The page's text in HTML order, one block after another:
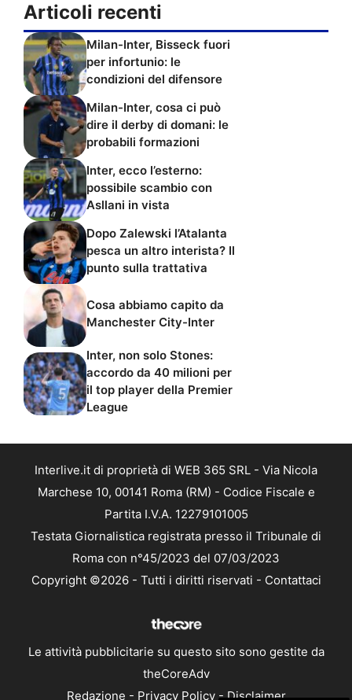
Articoli recenti
Milan-Inter, Bisseck fuori
per infortunio: le
condizioni del difensore
Milan-Inter, cosa ci può
dire il derby di domani: le
probabili formazioni
Inter, ecco l’esterno:
possibile scambio con
Asllani in vista
Dopo Zalewski l’Atalanta
pesca un altro interista? Il
punto sulla trattativa
Cosa abbiamo capito da
Manchester City-Inter
Inter, non solo Stones:
accordo da 40 milioni per
il top player della Premier
League
Interlive.it di proprietà di WEB 365 SRL - Via Nicola
Marchese 10, 00141 Roma (RM) - Codice Fiscale e
Partita I.V.A. 12279101005
Testata Giornalistica registrata presso il Tribunale di
Roma con n°45/2023 del 07/03/2023
Copyright ©2026 - Tutti i diritti riservati - Contattaci
Le attività pubblicitarie su questo sito sono gestite da
theCoreAdv
Redazione - Privacy Policy-Disclaimer